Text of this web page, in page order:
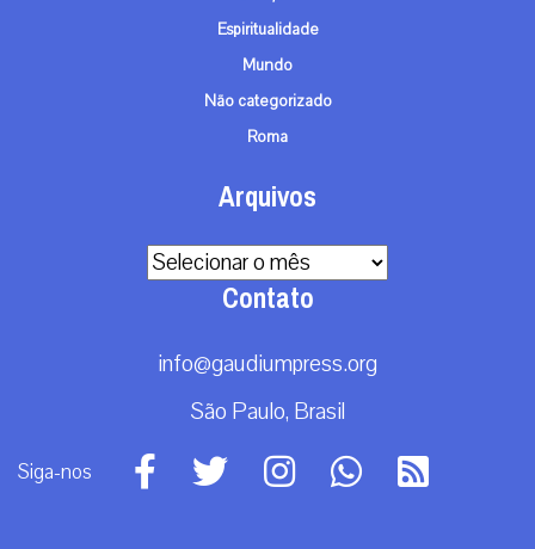
Espiritualidade
Mundo
Não categorizado
Roma
Arquivos
Arquivos
Contato
info@gaudiumpress.org
São Paulo, Brasil
Siga-nos